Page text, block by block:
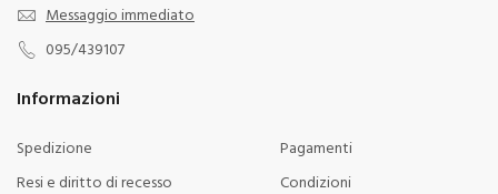
Messaggio immediato
095/439107
Informazioni
Spedizione
Pagamenti
Resi e diritto di recesso
Condizioni